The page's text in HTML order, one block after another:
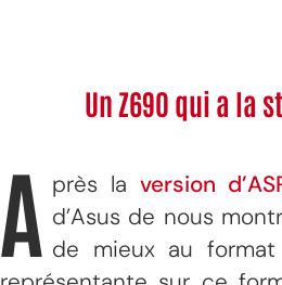
Un Z690 qui a la
A près la version
d’Asus de nous
de mieux au